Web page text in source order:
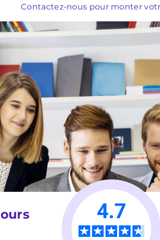
Contactez-nous pour monter